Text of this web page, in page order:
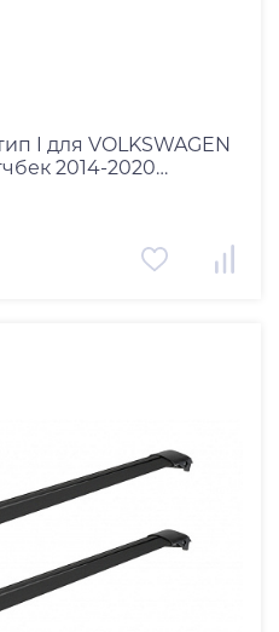
I для VOLKSWAGEN
2014-2020